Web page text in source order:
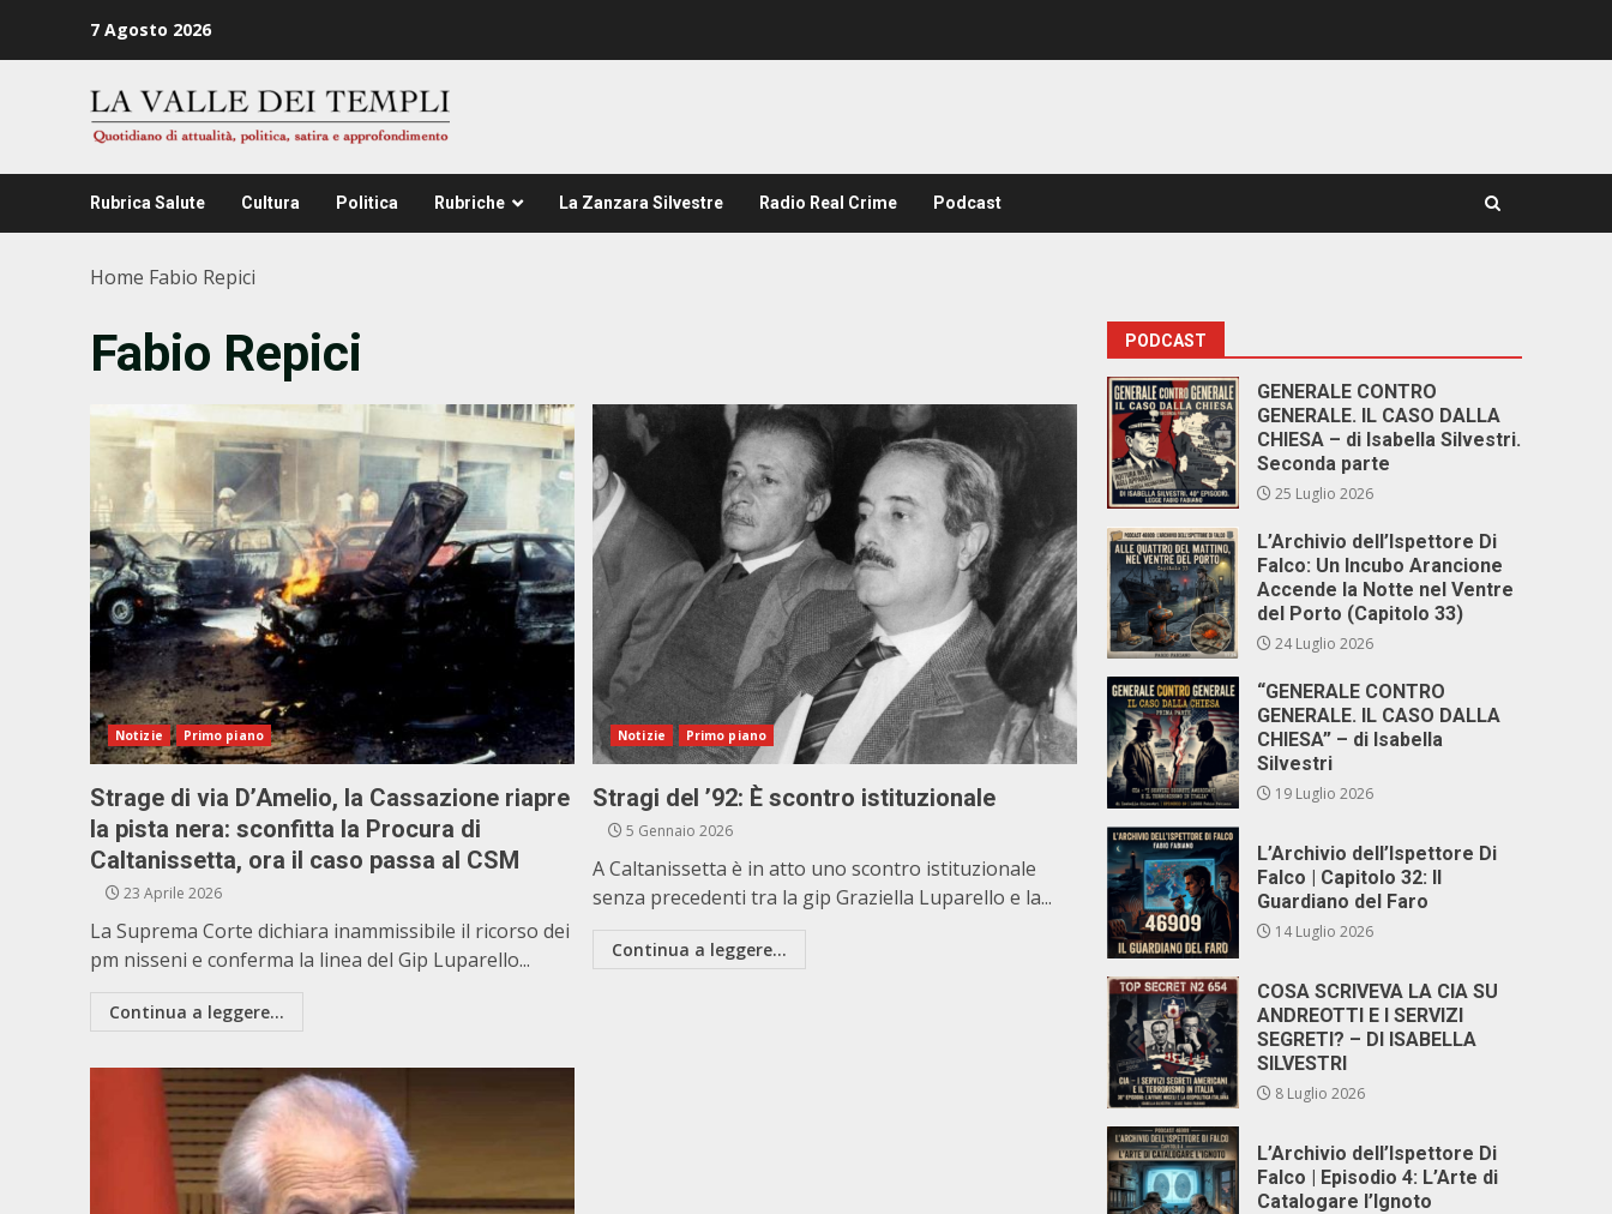
7 Agosto 2026
Rubrica Salute Cultura Politica Rubriche La Zanzara Silvestre Radio Real Crime Podcast
Home Fabio Repici
Fabio Repici
Notizie Primo piano
Strage di via D’Amelio, la Cassazione riapre
la pista nera: sconfitta la Procura di
Caltanissetta, ora il caso passa al CSM
23 Aprile 2026
La Suprema Corte dichiara inammissibile il ricorso dei
pm nisseni e conferma la linea del Gip Luparello...
Continua a leggere...
Notizie Primo piano
Stragi del ’92: È scontro istituzionale
5 Gennaio 2026
A Caltanissetta è in atto uno scontro istituzionale
senza precedenti tra la gip Graziella Luparello e la...
Continua a leggere...
PODCAST
GENERALE CONTRO
GENERALE. IL CASO DALLA
CHIESA – di Isabella Silvestri.
Seconda parte
25 Luglio 2026
L’Archivio dell’Ispettore Di
Falco: Un Incubo Arancione
Accende la Notte nel Ventre
del Porto (Capitolo 33)
24 Luglio 2026
“GENERALE CONTRO
GENERALE. IL CASO DALLA
CHIESA” – di Isabella
Silvestri
19 Luglio 2026
L’Archivio dell’Ispettore Di
Falco | Capitolo 32: Il
Guardiano del Faro
14 Luglio 2026
COSA SCRIVEVA LA CIA SU
ANDREOTTI E I SERVIZI
SEGRETI? – DI ISABELLA
SILVESTRI
8 Luglio 2026
L’Archivio dell’Ispettore Di
Falco | Episodio 4: L’Arte di
Catalogare l’Ignoto